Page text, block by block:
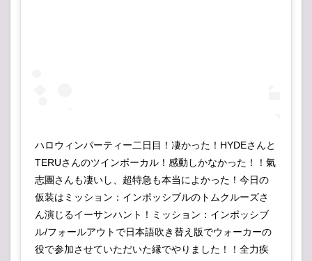
ハロウィンパーティー二日目！凄かった！HYDEさんと
TERUさんのツインボーカル！感動しかなかった！！氣
志團さんも凄いし、超特急も本当によかった！今日の
仮装はミッション：インポッシブルのトムクルーズさ
ん演じるイーサンハント！ミッション：インポッシブ
ル/フォールアウトで日本語吹き替え版でウォーカーの
役で参加させていただいた縁でやりました！！全力疾